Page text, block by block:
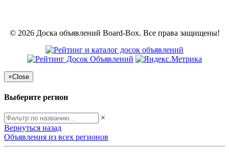
© 2026 Доска объявлений Board-Box. Все права защищены!
×Close
Выберите регион
×
Вернуться назад
Объявления из всех регионов